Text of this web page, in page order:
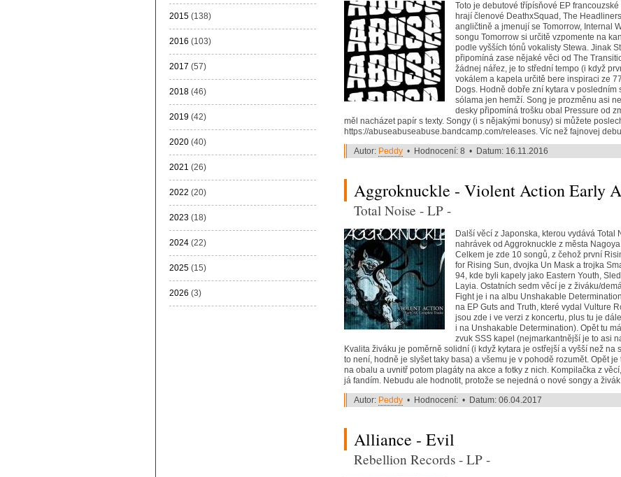
Toto je debutové třípísňové EP
hrají členové DeathxSquad, The
angličtině a jmenují se Tomorrow, Internal
songu Tomorrow si určitě vzpomente na
podle vyšších tónů vokalisty Stewa. Jinak
připomíná zase nějaké věci od The
žádnej nářez, je to střední tempo (i když
vokálem a kapela určitě bere inspiraci ze
Dogs. Hodně dobře zní kytara v
sólama jen hemží. Song je prozměnu asi
desky připomíná trošku obal Pressure od
měl nacházet papír s texty. Songy (i s nějakými bonusy) si můžete
https://abuseabuseabuse.bandcamp.com/releases. Víc než fajnovej
Autor: Peddy • Hodnocení: 8 • Datum: 16.11.2016
Aggroknuckle - Violent Action Early
Total Noise - LP -
Další věcí z Japonska, kterou vydává Total
nahrávek od Aggroknuckle z města
Celkem je zde 10 songů, z čehož první
for Rising Sun, dvojka Un Mask a trojka
94, kde byli kapely jako Eastern Youth,
Layia. Ostatních sedm věcí je z živáku/
Fight je i na albu Unshakable
na EP Guts and Truth, které vydal Vulture
jsou zde i ve verzi z koncertu, plus tu je
i na Unshakable Determination). Opět tu
zvuk SSS kapel (nejmarkantnější je to asi
Kvalita živáku je poměrně solidní (i když kytara je ostřejší a vyšší než
to není, hodně je slyšet taky basa) a všemu je v pohodě rozumět. Opět
na obalu a uvnitř potom plagáty na akce a fotky z nich. Kompilačka z
já fandím. Nebudu ale hodnotit, protože se nejedná o nové songy a
Autor: Peddy • Hodnocení: • Datum: 06.04.2017
Alliance - Evil
Rebellion Records - LP -
2015 (138)
2016 (103)
2017 (57)
2018 (46)
2019 (42)
2020 (40)
2021 (26)
2022 (20)
2023 (18)
2024 (22)
2025 (15)
2026 (3)